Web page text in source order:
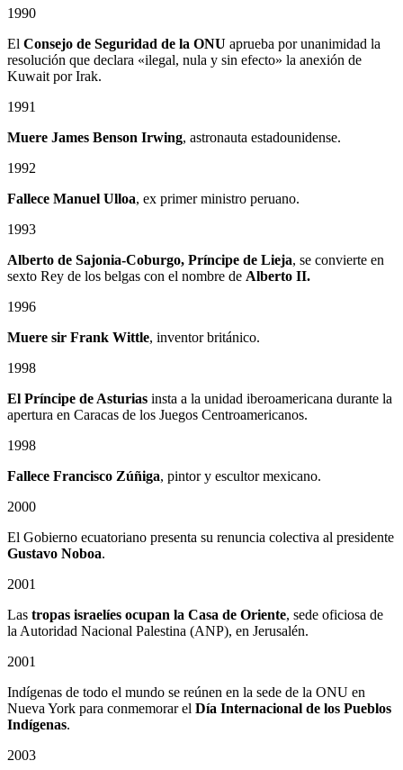
1990
El Consejo de Seguridad de la ONU aprueba por unanimidad la
resolución que declara «ilegal, nula y sin efecto» la anexión de
Kuwait por Irak.
1991
Muere James Benson Irwing, astronauta estadounidense.
1992
Fallece Manuel Ulloa, ex primer ministro peruano.
1993
Alberto de Sajonia-Coburgo, Príncipe de Lieja, se convierte en
sexto Rey de los belgas con el nombre de Alberto II.
1996
Muere sir Frank Wittle, inventor británico.
1998
El Príncipe de Asturias insta a la unidad iberoamericana durante la
apertura en Caracas de los Juegos Centroamericanos.
1998
Fallece Francisco Zúñiga, pintor y escultor mexicano.
2000
El Gobierno ecuatoriano presenta su renuncia colectiva al presidente
Gustavo Noboa.
2001
Las tropas israelíes ocupan la Casa de Oriente, sede oficiosa de
la Autoridad Nacional Palestina (ANP), en Jerusalén.
2001
Indígenas de todo el mundo se reúnen en la sede de la ONU en
Nueva York para conmemorar el Día Internacional de los Pueblos
Indígenas.
2003